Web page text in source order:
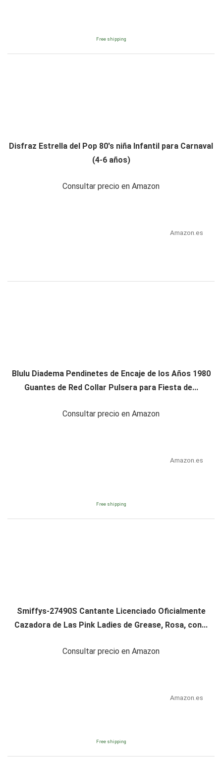
Free shipping
Disfraz Estrella del Pop 80's niña Infantil para Carnaval
(4-6 años)
Consultar precio en Amazon
Amazon.es
Blulu Diadema Pendinetes de Encaje de los Años 1980
Guantes de Red Collar Pulsera para Fiesta de...
Consultar precio en Amazon
Amazon.es
Free shipping
Smiffys-27490S Cantante Licenciado Oficialmente
Cazadora de Las Pink Ladies de Grease, Rosa, con...
Consultar precio en Amazon
Amazon.es
Free shipping